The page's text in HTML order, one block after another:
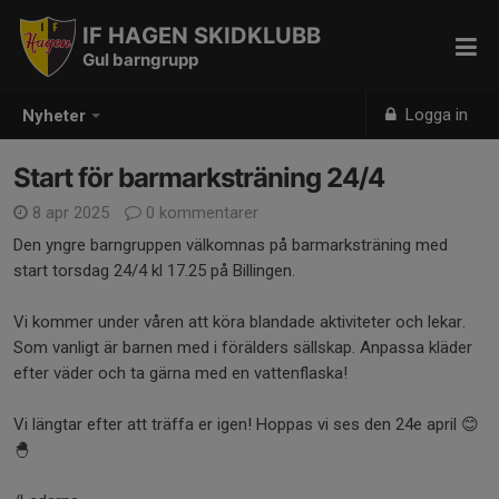
Nyheter Logga in
IF HAGEN SKIDKLUBB
Gul barngrupp
Start för barmarksträning 24/4
8 apr 2025
0 kommentarer
Den yngre barngruppen välkomnas på barmarksträning med
start torsdag 24/4 kl 17.25 på Billingen.
Vi kommer under våren att köra blandade aktiviteter och lekar.
Som vanligt är barnen med i förälders sällskap. Anpassa kläder
efter väder och ta gärna med en vattenflaska!
Vi längtar efter att träffa er igen! Hoppas vi ses den 24e april 😊
🐣